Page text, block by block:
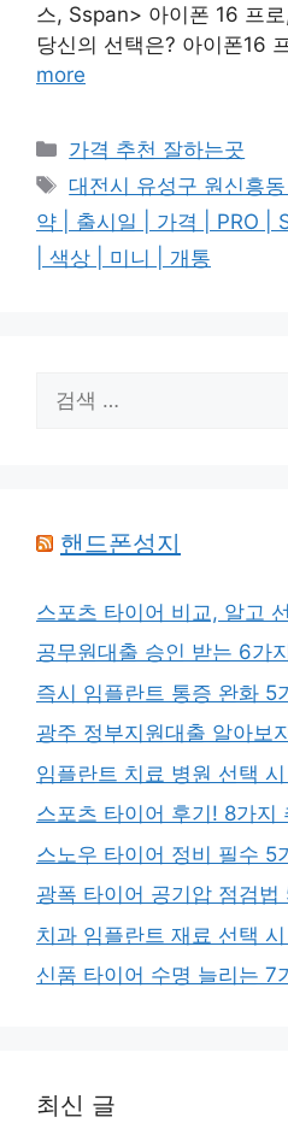
스, Sspan> 아이폰 16 프
당신의 선택은? 아이폰16
more
카
테
고
리
가격 추천 잘하는곳
태
그
대전시 유성구 원신흥
약 | 출시일 | 가격 | PRO |
| 색상 | 미니 | 개통
색:
핸드폰성지
스포츠 타이어 비교, 알고
공무원대출 승인 받는 6가
즉시 임플란트 통증 완화 5
광주 정부지원대출 알아보
임플란트 치료 병원 선택
스포츠 타이어 후기! 8가지
스노우 타이어 정비 필수 5
광폭 타이어 공기압 점검법
치과 임플란트 재료 선택
신품 타이어 수명 늘리는 7
최신 글